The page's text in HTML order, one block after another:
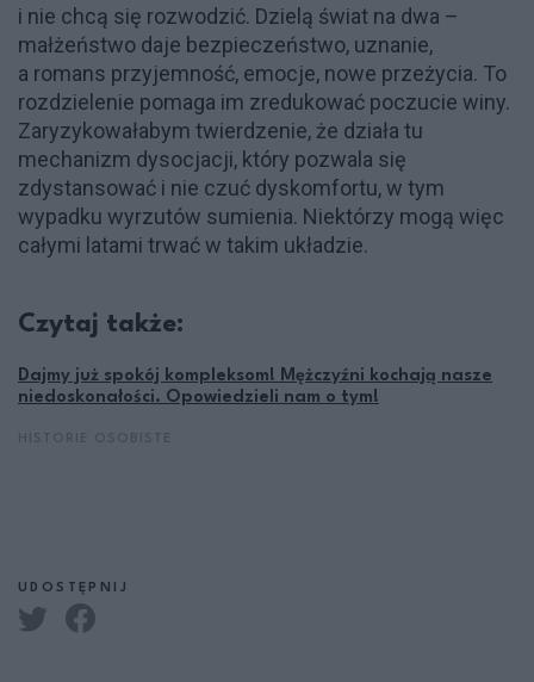
i nie chcą się rozwodzić. Dzielą świat na dwa –
małżeństwo daje bezpieczeństwo, uznanie,
a romans przyjemność, emocje, nowe przeżycia. To
rozdzielenie pomaga im zredukować poczucie winy.
Zaryzykowałabym twierdzenie, że działa tu
mechanizm dysocjacji, który pozwala się
zdystansować i nie czuć dyskomfortu, w tym
wypadku wyrzutów sumienia. Niektórzy mogą więc
całymi latami trwać w takim układzie.
Czytaj także:
Dajmy już spokój kompleksom! Mężczyźni kochają nasze
niedoskonałości. Opowiedzieli nam o tym!
UDOSTĘPNIJ